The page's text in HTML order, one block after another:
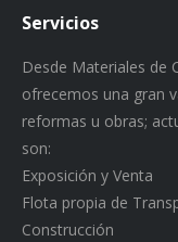
Servicios
Desde Materiales de
ofrecemos una gran
reformas u obras;
son:
Exposición y Venta
Flota propia de
Construcción